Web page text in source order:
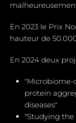
En 2023 le Prix
hauteur de
En 2024 deux
"Microbiome-
protein
diseases"
"Studying